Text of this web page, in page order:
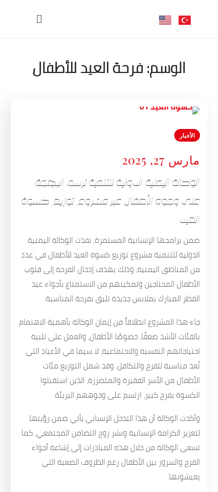
الوسم:فرحة العيد للأطفال
الأخبار
مارس 27, 2025
الوكالة اليمنية الدولية للتنمية ترسم البهجة
على وجوه الأطفال عبر مشروع توزيع كسوة
العيد
ضمن برامجها الإنسانية المستمرة، نفذت الوكالة اليمنية
الدولية للتنمية مشروع توزيع كسوة العيد للأطفال في عدد
من المناطق اليمنية، وذلك بهدف إدخال الفرحة إلى قلوب
الأطفال المحتاجين وتمكينهم من الاستمتاع بأجواء عيد
الفطر المبارك بملابس جديدة تليق بفرحة المناسبة.
جاء هذا المشروع انطلاقاً من إيمان الوكالة بأهمية الاهتمام
بالفئات الأشد ضعفًا، خصوصًا الأطفال، والعمل على تلبية
احتياجاتهم النفسية والاجتماعية، لا سيما في الأعياد التي
تُعد مناسبة للفرح والتكافل. وقد شمل التوزيع مئات
الأطفال من الأسر الفقيرة والمتضررة، الذين استقبلوا
الكسوة بفرح كبير، ارتسم على وجوههم البريئة.
وأكدت الوكالة أن هذا التدخل الإنساني يأتي ضمن رؤيتها
لتعزيز الكرامة الإنسانية ونشر روح التضامن المجتمعي، كما
تسعى الوكالة من خلال هذه المبادرات إلى إشاعة أجواء
الفرح والسرور بين الأطفال رغم الظروف الصعبة التي
يعيشونها.